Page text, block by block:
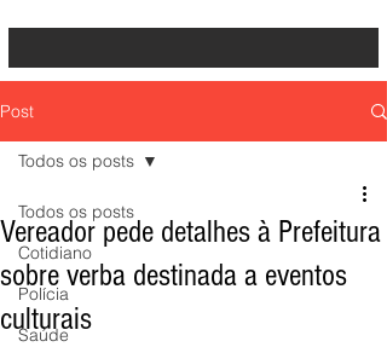
Post
Todos os posts
Cotidiano
Polícia
Saúde
Todos os posts
Vereador pede detalhes à Prefeitura
sobre verba destinada a eventos
culturais